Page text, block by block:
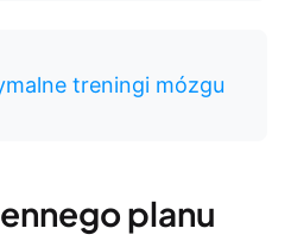
treningi mózgu
planu